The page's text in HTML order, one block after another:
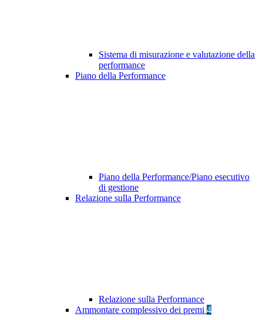
Sistema di misurazione e valutazione della
performance
Piano della Performance
Piano della Performance/Piano esecutivo
di gestione
Relazione sulla Performance
Relazione sulla Performance
Ammontare complessivo dei premi 4